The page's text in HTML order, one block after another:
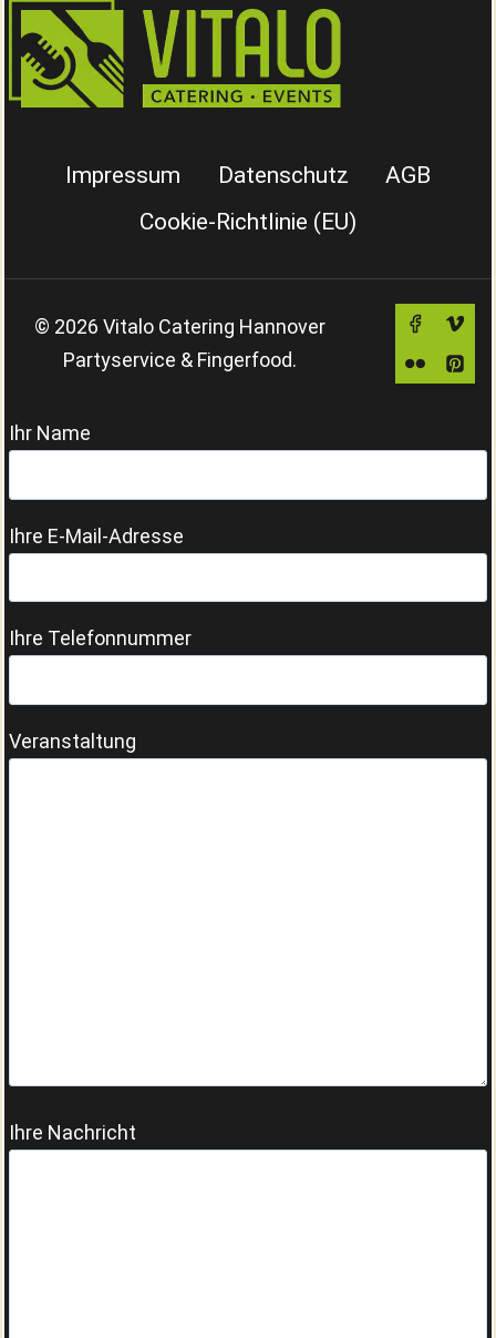
Impressum Datenschutz
AGB
Cookie-Richtlinie (EU)
© 2026 Vitalo Catering Hannover
Partyservice & Fingerfood.
Ihr Name
Ihre E-Mail-Adresse
Ihre Telefonnummer
Veranstaltung
Ihre Nachricht